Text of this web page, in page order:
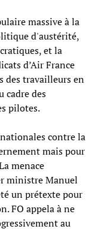
massive à la
d'austérité,
et la
d’Air France
des travailleurs en
cadre des
pilotes.
contre la
mais pour
menace
ministre Manuel
un prétexte pour
FO appela à ne
au